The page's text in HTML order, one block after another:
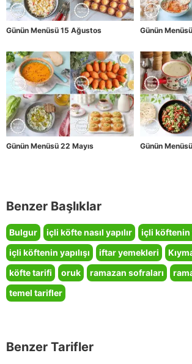
Günün Menüsü 15 Ağustos Günün
Günün Menüsü 22 Mayıs Günün
Benzer Başlıklar
Bulgur içli köfte nasıl yapılır
içli köftenin
içli köftenin yapılışı
iftar yemekleri
köfte tarifi
oruk ramazan sofraları
temel tarifler
Benzer Tarifler